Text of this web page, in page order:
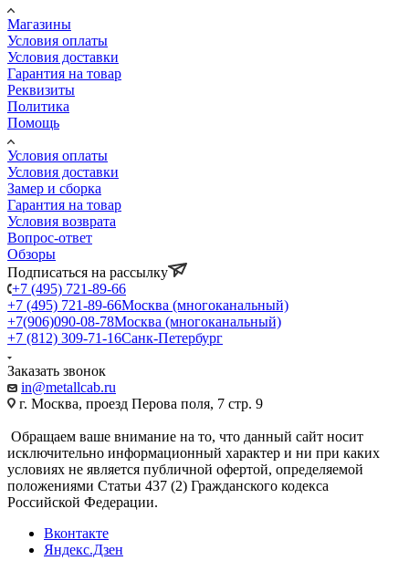
Магазины
Условия оплаты
Условия доставки
Гарантия на товар
Реквизиты
Политика
Помощь
Условия оплаты
Условия доставки
Замер и сборка
Гарантия на товар
Условия возврата
Вопрос-ответ
Обзоры
Подписаться на рассылку
+7 (495) 721-89-66
+7 (495) 721-89-66Москва (многоканальный)
+7(906)090-08-78Москва (многоканальный)
+7 (812) 309-71-16Санк-Петербург
Заказать звонок
in@metallcab.ru
г. Москва, проезд Перова поля, 7 стр. 9
Обращаем ваше внимание на то, что данный сайт носит
исключительно информационный характер и ни при каких
условиях не является публичной офертой, определяемой
положениями Статьи 437 (2) Гражданского кодекса
Российской Федерации.
Вконтакте
Яндекс.Дзен